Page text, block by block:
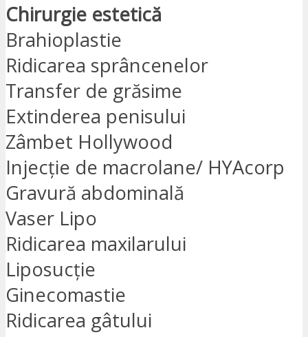
Chirurgie estetică
Brahioplastie
Ridicarea sprâncenelor
Transfer de grăsime
Extinderea penisului
Zâmbet Hollywood
Injecție de macrolane/ HYAcorp
Gravură abdominală
Vaser Lipo
Ridicarea maxilarului
Liposucție
Ginecomastie
Ridicarea gâtului